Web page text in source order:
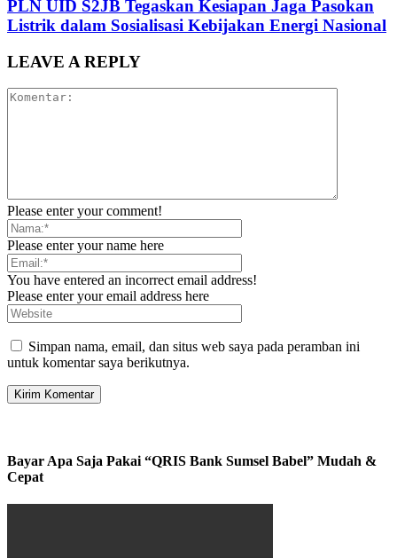
PLN UID S2JB Tegaskan Kesiapan Jaga Pasokan
Listrik dalam Sosialisasi Kebijakan Energi Nasional
LEAVE A REPLY
Please enter your comment!
Please enter your name here
You have entered an incorrect email address!
Please enter your email address here
Simpan nama, email, dan situs web saya pada peramban ini
untuk komentar saya berikutnya.
Bayar Apa Saja Pakai “QRIS Bank Sumsel Babel” Mudah &
Cepat